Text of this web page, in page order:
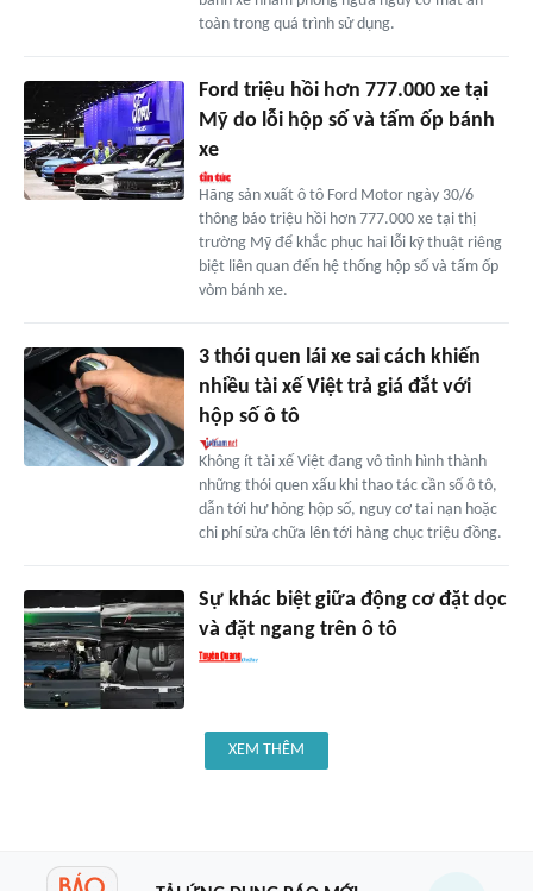
toàn trong quá trình sử dụng.
Ford triệu hồi hơn 777.000 xe tại
Mỹ do lỗi hộp số và tấm ốp bánh
xe
Hãng sản xuất ô tô Ford Motor ngày 30/6
thông báo triệu hồi hơn 777.000 xe tại thị
trường Mỹ để khắc phục hai lỗi kỹ thuật riêng
biệt liên quan đến hệ thống hộp số và tấm ốp
vòm bánh xe.
3 thói quen lái xe sai cách khiến
nhiều tài xế Việt trả giá đắt với
hộp số ô tô
Không ít tài xế Việt đang vô tình hình thành
những thói quen xấu khi thao tác cần số ô tô,
dẫn tới hư hỏng hộp số, nguy cơ tai nạn hoặc
chi phí sửa chữa lên tới hàng chục triệu đồng.
Sự khác biệt giữa động cơ đặt dọc
và đặt ngang trên ô tô
XEM THÊM